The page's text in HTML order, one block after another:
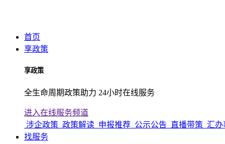
首页
享政策
享政策
全生命周期政策助力 24小时在线服务
进入在线服务频道
涉企政策 政策解读 申报推荐 公示公告 直播带策 汇办
找服务